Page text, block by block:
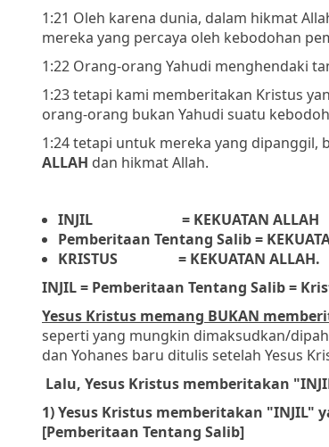
1:21 Oleh karena dunia, dalam hikmat
mereka yang percaya oleh kebodohan
1:22 Orang-orang Yahudi menghendaki
1:23 tetapi kami memberitakan Kristus
orang-orang bukan Yahudi suatu
1:24 tetapi untuk mereka yang dipanggil,
ALLAH dan hikmat Allah.
INJIL
= KEKUATAN ALLAH
Pemberitaan Tentang Salib=
KRISTUS
= KEKUATAN ALLAH.
INJIL = Pemberitaan Tentang Salib =
Yesus Kristus memang BUKAN
seperti yang mungkin dimaksudkan/
dan Yohanes baru ditulis setelah Yesus
Lalu, Yesus Kristus memberitakan
1) Yesus Kristus memberitakan "INJIL"
[Pemberitaan Tentang Salib]